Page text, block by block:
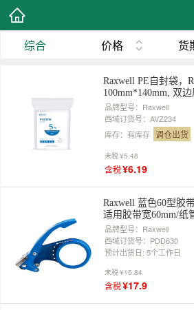
综合 价格 货
Raxwell PE自封袋，
100mm*140mm, 双
个/包
品牌型号：Raxwell
西域订货号：AVZ234
库存：有库存 调仓出货
未税¥5.48
含税¥6.19
Raxwell 蓝色60型胶
适用胶带宽60mm/纸
刺 售卖规格：1个
品牌型号：Raxwell
西域订货号：PDD630
预计出货日: 5个工作日
未税¥15.84
含税¥17.9